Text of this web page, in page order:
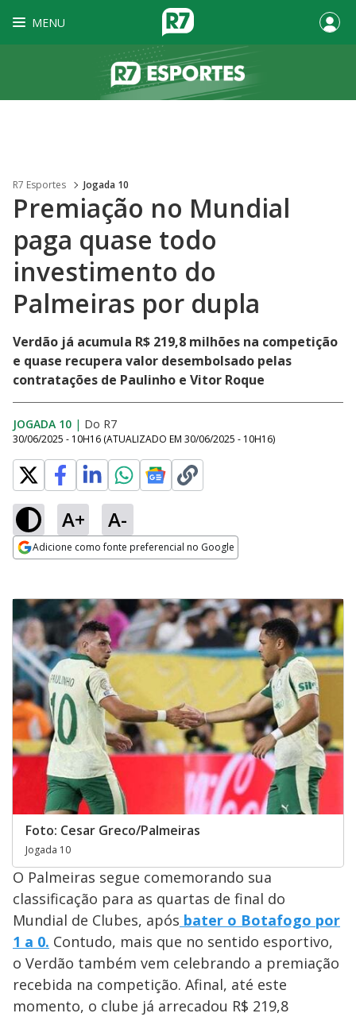
MENU
R7 Esportes Jogada 10
Premiação no Mundial
paga quase todo
investimento do
Palmeiras por dupla
Verdão já acumula R$ 219,8 milhões na competição
e quase recupera valor desembolsado pelas
contratações de Paulinho e Vitor Roque
JOGADA 10 | Do R7
30/06/2025 - 10H16 (ATUALIZADO EM 30/06/2025 - 10H16)
A+ A-
Adicione como fonte preferencial no Google
Foto: Cesar Greco/Palmeiras
Jogada 10
O Palmeiras segue comemorando sua
classificação para as quartas de final do
Mundial de Clubes, após bater o Botafogo por
1 a 0. Contudo, mais que no sentido esportivo,
o Verdão também vem celebrando a premiação
recebida na competição. Afinal, até este
momento, o clube já arrecadou R$ 219,8